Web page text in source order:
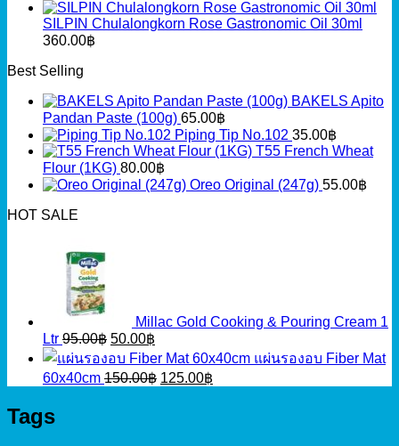
SILPIN Chulalongkorn Rose Gastronomic Oil 30ml
360.00฿
Best Selling
BAKELS Apito
Pandan Paste (100g) 65.00฿
Piping Tip No.102 35.00฿
T55 French Wheat
Flour (1KG) 80.00฿
Oreo Original (247g) 55.00฿
HOT SALE
Millac Gold Cooking & Pouring Cream 1
Ltr 95.00฿ Original
price
was:
95.00฿.
50.00฿
price
is:
50.00฿.
แผ่นรองอบ Fiber Mat
60x40cm 150.00฿ Original
125.00฿
Tags